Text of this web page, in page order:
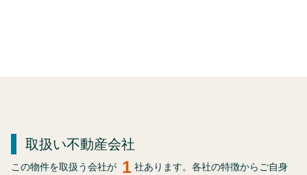
取扱い不動産会社
この物件を取扱う会社が 1 社あります。各社の特徴からご自身